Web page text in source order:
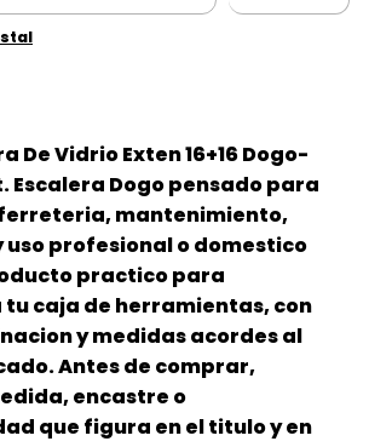
De Vidrio Exten 16+16 Dogo-
Escalera Dogo pensado para
mantenimiento,
uso profesional o domestico
practico para
caja de herramientas, con
y medidas acordes al
Antes de comprar,
encastre o
que figura en el titulo y en